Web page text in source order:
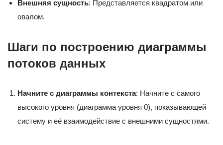
Внешняя сущность: Представляется квадратом или
овалом.
Шаги по построению диаграммы
потоков данных
Начните с диаграммы контекста: Начните с самого
высокого уровня (диаграмма уровня 0), показывающей
систему и её взаимодействие с внешними сущностями.